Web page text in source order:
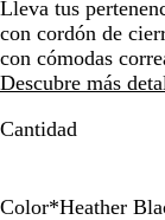
por
Lleva tus
con cordón de
con cómodas
Descubre más
Cantidad
Color*Heather